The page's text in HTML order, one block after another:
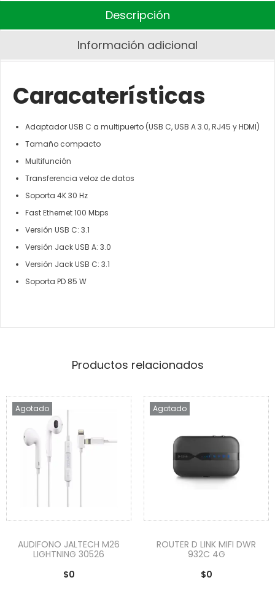
Descripción
Información adicional
Caracaterísticas
Adaptador USB C a multipuerto (USB C, USB A 3.0, RJ45 y HDMI)
Tamaño compacto
Multifunción
Transferencia veloz de datos
Soporta 4K 30 Hz
Fast Ethernet 100 Mbps
Versión USB C: 3.1
Versión Jack USB A: 3.0
Versión Jack USB C: 3.1
Soporta PD 85 W
Productos relacionados
Agotado
AUDIFONO JALTECH M26
LIGHTNING 30526
$0
Agotado
ROUTER D LINK MIFI DWR
932C 4G
$0